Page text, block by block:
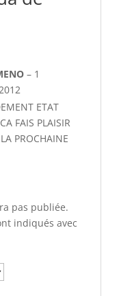
– 1
ETAT
FAIS PLAISIR
PROCHAINE
pas publiée.
indiqués avec